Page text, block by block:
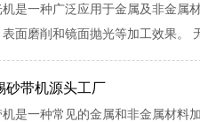
机是一种广泛应用于金属及非金属
表面磨削和镜面抛光等加工效果。
砂带机源头工厂
机是一种常见的金属和非金属材料